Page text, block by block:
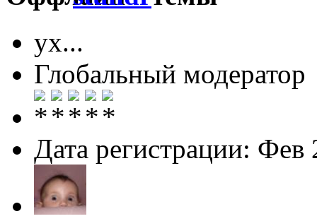
ух...
Глобальный модератор
Дата регистрации: Фев